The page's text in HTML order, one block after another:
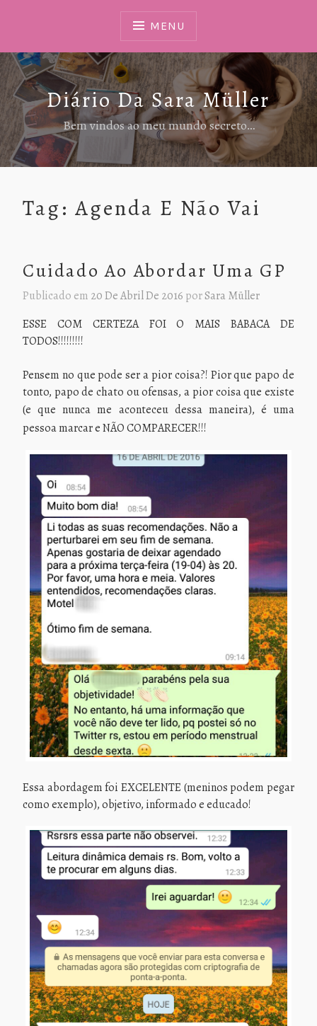
MENU
Diário Da Sara Müller
Bem vindos ao meu mundo secreto…
Tag: Agenda E Não Vai
Cuidado Ao Abordar Uma GP
Publicado em 20 De Abril De 2016 porSara Müller
ESSE COM CERTEZA FOI O MAIS BABACA DE
TODOS!!!!!!!!!
Pensem no que pode ser a pior coisa?! Pior que papo de
tonto, papo de chato ou ofensas, a pior coisa que existe
(e que nunca me aconteceu dessa maneira), é uma
pessoa marcar e NÃO COMPARECER!!!
Essa abordagem foi EXCELENTE (meninos podem pegar
como exemplo), objetivo, informado e educado!